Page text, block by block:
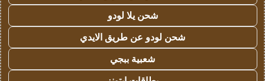
شحن يلا لودو
شحن لودو عن طريق الايدي
شعبية ببجي